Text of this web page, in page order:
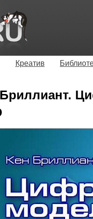
Креатив